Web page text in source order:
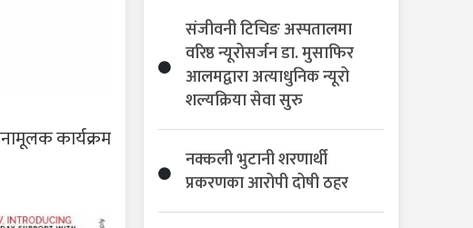
कार्यक्रम
संजीवनी टिचिङ अस्पतालमा
वरिष्ठ न्यूरोसर्जन डा. मुसाफिर
आलमद्वारा अत्याधुनिक न्यूरो
शल्यक्रिया सेवा सुरु
नक्कली भुटानी शरणार्थी
प्रकरणका आरोपी दोषी ठहर